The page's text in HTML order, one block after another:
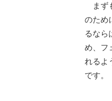
まず
のため
るなら
め、フ
れるよ
です。